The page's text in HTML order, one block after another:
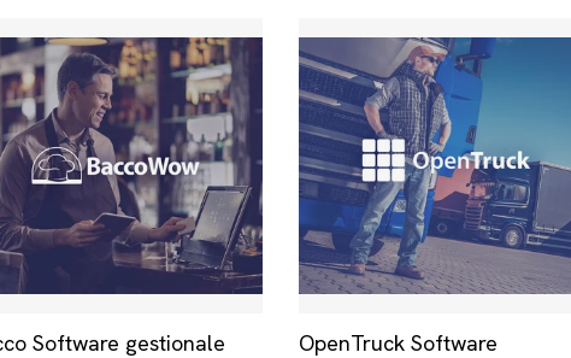
Software gestionale
OpenTruck Software